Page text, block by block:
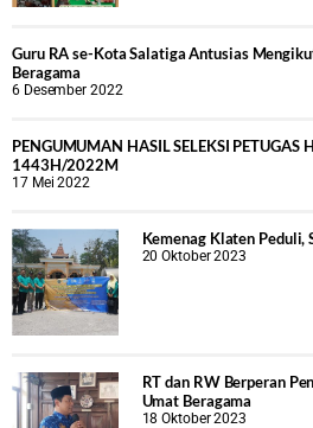
Guru RA se-Kota Salatiga Antusias
Beragama
6 Desember 2022
PENGUMUMAN HASIL SELEKSI PETUGAS
1443H/2022M
17 Mei 2022
Kemenag Klaten Peduli,
20 Oktober 2023
RT dan RW Berperan
Umat Beragama
18 Oktober 2023